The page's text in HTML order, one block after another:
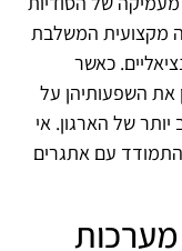
מקצועית המשלבת
כאשר
את השפעותיהן על
של הארגון. אי
עם אתגרים
מערכות